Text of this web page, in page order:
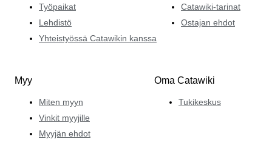
Työpaikat
Lehdistö
Yhteistyössä Catawikin kanssa
Catawiki-tarinat
Ostajan ehdot
Myy
Miten myyn
Vinkit myyjille
Myyjän ehdot
Oma Catawiki
Tukikeskus